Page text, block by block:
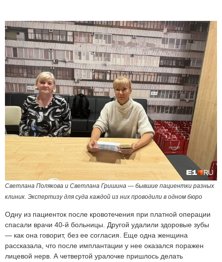
Светлана Полякова и Светлана Гришина — бывшие пациентки разных
клиник. Экспертизу для суда каждой из них проводили в одном бюро
Одну из пациенток после кровотечения при платной операции
спасали врачи 40-й больницы. Другой удалили здоровые зубы
— как она говорит, без ее согласия. Еще одна женщина
рассказала, что после имплантации у нее оказался поражен
лицевой нерв. А четвертой уралочке пришлось делать